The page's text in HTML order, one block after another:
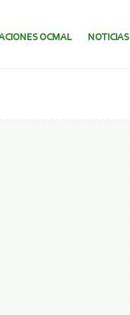
OCMAL NOTICIAS